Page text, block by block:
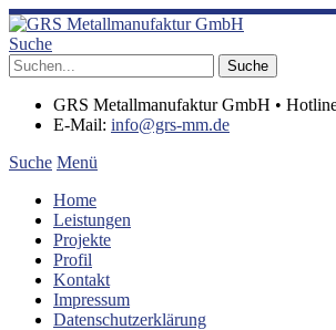
Suche
GRS Metallmanufaktur GmbH •
E-Mail: info@grs-mm.de
Suche Menü
Home
Leistungen
Projekte
Profil
Kontakt
Impressum
Datenschutzerklärung